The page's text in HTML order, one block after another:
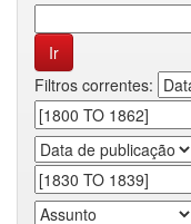
Filtros correntes: